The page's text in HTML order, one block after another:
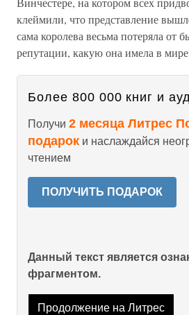
клеймили, что представление
сама королева весьма потеряла от
репутации, какую она имела в
Более 800 000 книг и
Получи 2 месяца Литрес
подарок и наслаждайся
чтением
ПОЛУЧИТЬ ПОДАРОК
Данный текст является
фрагментом.
Продолжение на Литрес